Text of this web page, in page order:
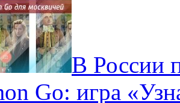
В России
Go: игра